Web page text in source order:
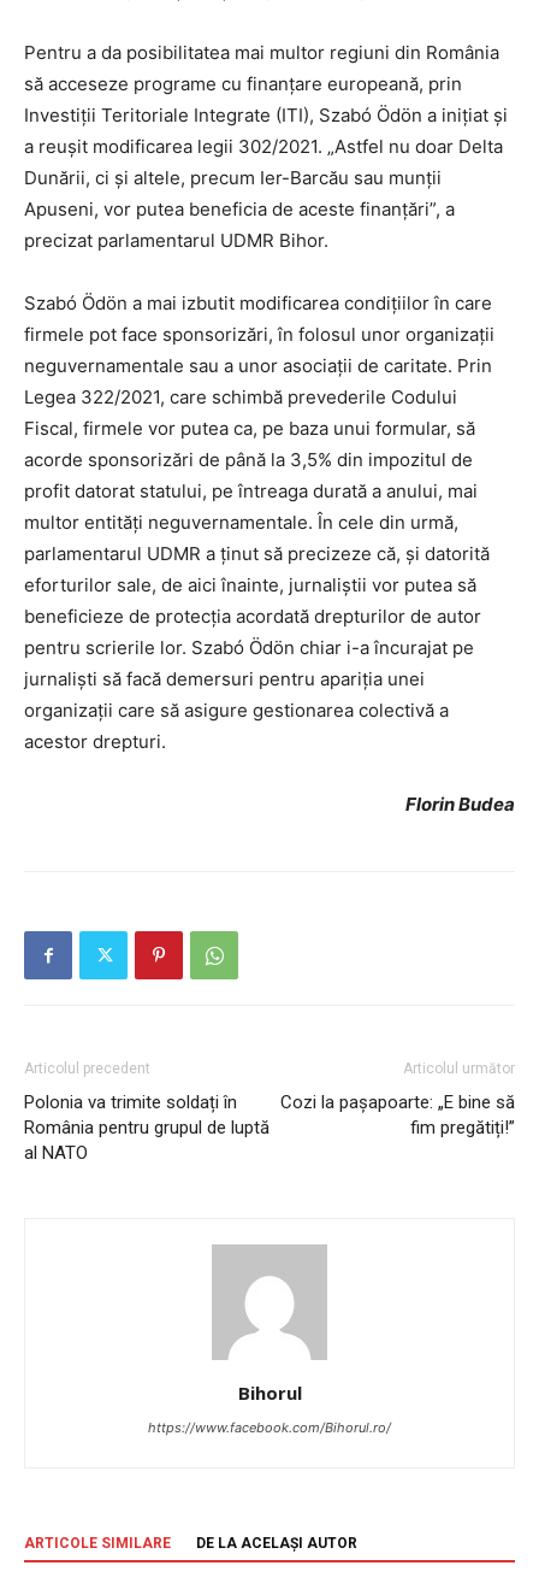
Pentru a da posibilitatea mai multor regiuni din România
să acceseze programe cu finanțare europeană, prin
Investiții Teritoriale Integrate (ITI), Szabó Ödön a inițiat și
a reușit modificarea legii 302/2021. „Astfel nu doar Delta
Dunării, ci și altele, precum Ier-Barcău sau munții
Apuseni, vor putea beneficia de aceste finanțări”, a
precizat parlamentarul UDMR Bihor.
Szabó Ödön a mai izbutit modificarea condițiilor în care
firmele pot face sponsorizări, în folosul unor organizații
neguvernamentale sau a unor asociații de caritate. Prin
Legea 322/2021, care schimbă prevederile Codului
Fiscal, firmele vor putea ca, pe baza unui formular, să
acorde sponsorizări de până la 3,5% din impozitul de
profit datorat statului, pe întreaga durată a anului, mai
multor entități neguvernamentale. În cele din urmă,
parlamentarul UDMR a ținut să precizeze că, și datorită
eforturilor sale, de aici înainte, jurnaliștii vor putea să
beneficieze de protecția acordată drepturilor de autor
pentru scrierile lor. Szabó Ödön chiar i-a încurajat pe
jurnaliști să facă demersuri pentru apariția unei
organizații care să asigure gestionarea colectivă a
acestor drepturi.
Florin Budea
Articolul precedent
Polonia va trimite soldați în
România pentru grupul de luptă
al NATO
Articolul următor
Cozi la pașapoarte: „E bine să
fim pregătiți!”
Bihorul
https://www.facebook.com/Bihorul.ro/
ARTICOLE SIMILARE DE LA ACELAȘI AUTOR